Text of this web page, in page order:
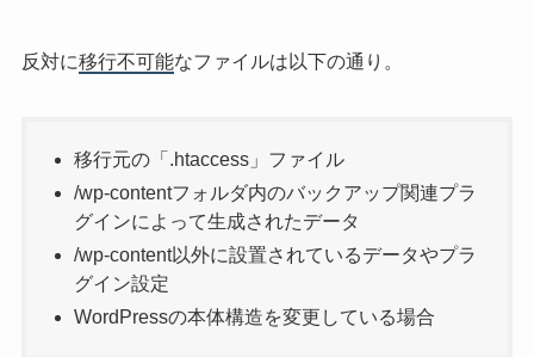
反対に移行不可能なファイルは以下の通り。
移行元の「.htaccess」ファイル
/wp-contentフォルダ内のバックアップ関連プラ
グインによって生成されたデータ
/wp-content以外に設置されているデータやプラ
グイン設定
WordPressの本体構造を変更している場合